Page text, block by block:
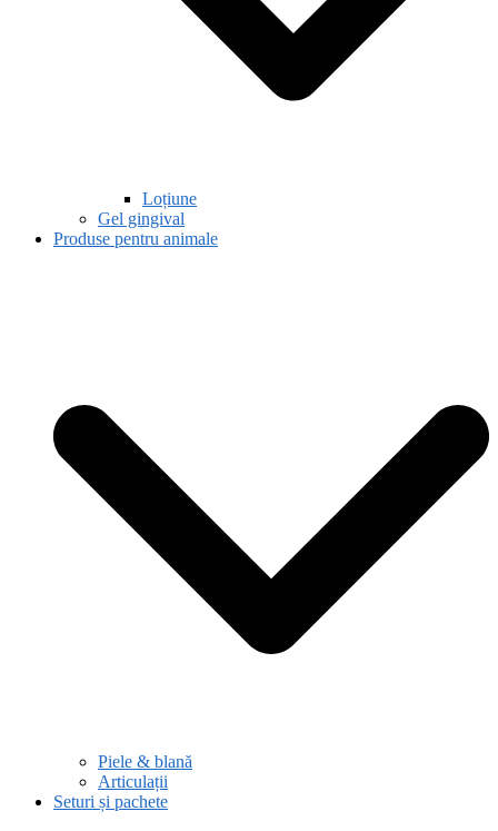
Loțiune
Gel gingival
Produse pentru animale
Piele & blană
Articulații
Seturi și pachete